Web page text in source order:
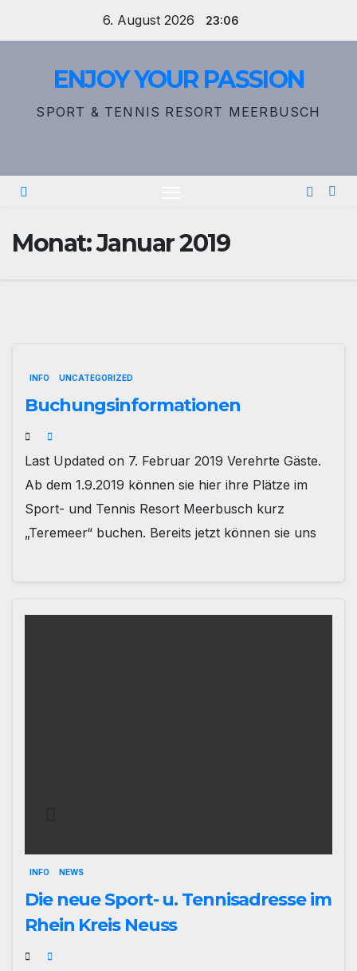
6. August 2026 23:06
ENJOY YOUR PASSION
SPORT & TENNIS RESORT MEERBUSCH
Monat:Januar 2019
INFO UNCATEGORIZED
Buchungsinformationen
Last Updated on 7. Februar 2019 Verehrte Gäste.
Ab dem 1.9.2019 können sie hier ihre Plätze im
Sport- und Tennis Resort Meerbusch kurz
„Teremeer“ buchen. Bereits jetzt können sie uns
INFO NEWS
Die neue Sport- u. Tennisadresse im
Rhein Kreis Neuss